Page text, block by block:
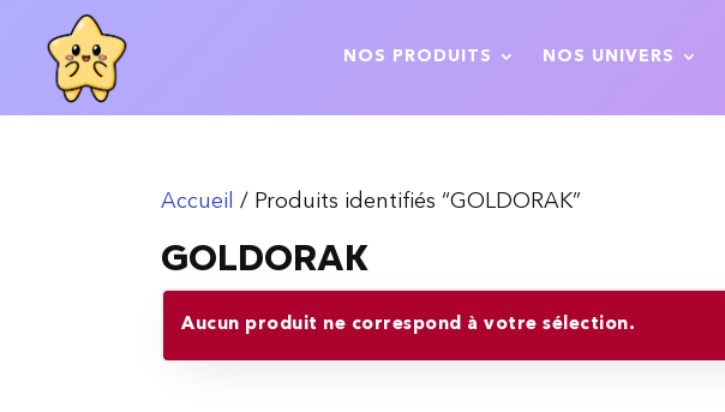
NOS PRODUITS NOS UNIVERS
Accueil / Produits identifiés “GOLDORAK”
GOLDORAK
Aucun produit ne correspond à votre sélection.